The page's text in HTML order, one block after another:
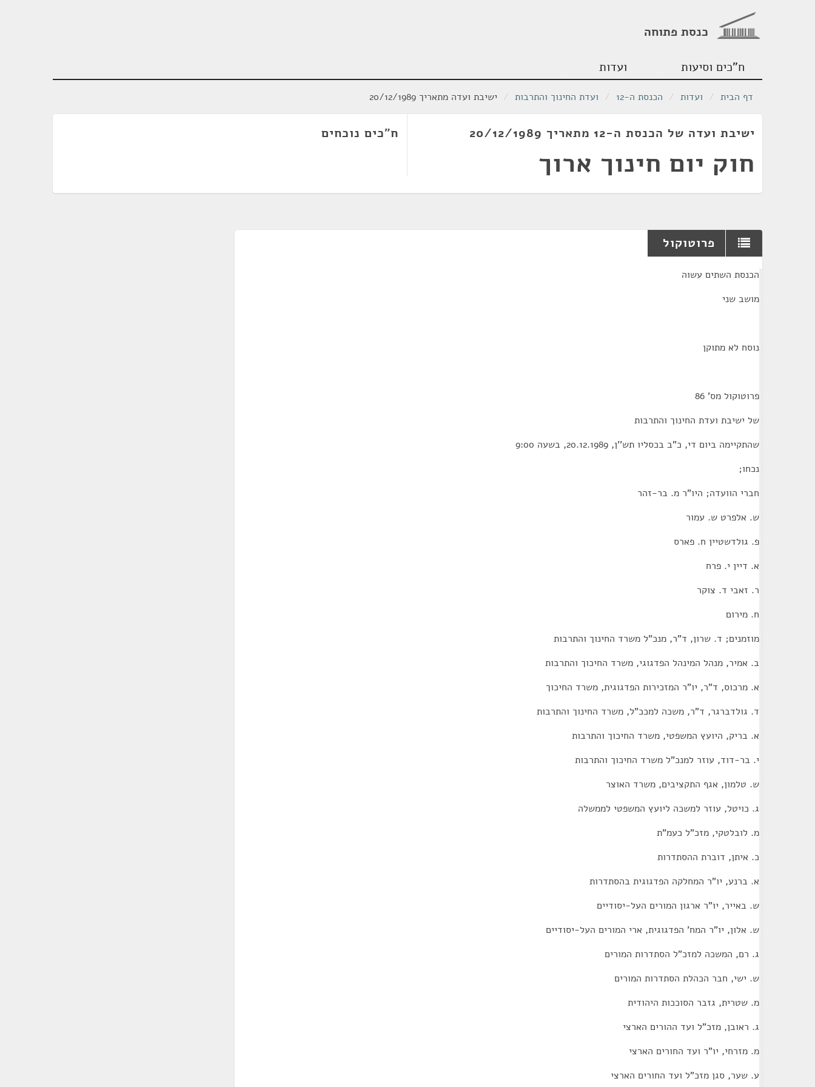
כנסת פתוחה
ח"כים וסיעות ועדות
דף הבית / ועדות / הכנסת ה-12 / ועדת החינוך והתרבות / ישיבת ועדה מתאריך 20/12/1989
ישיבת ועדה של הכנסת ה-12 מתאריך 20/12/1989
חוק יום חינוך ארוך
ח"כים נוכחים
פרוטוקול
הכנסת השתים עשוה
מושב שני
נוסח לא מתוקן
פרוטוקול מס' 86
של ישיבת ועדת החינוך והתרבות
שהתקיימה ביום די, כ"ב בכסליו תש''ן, 20.12.1989, בשעה 9:00
נכחו;
חברי הוועדה; היו"ר מ. בר-זהר
ש. אלפרט ש. עמור
פ. גולדשטיין ח. פארס
א. דיין י. פרח
ר. זאבי ד. צוקר
ח. מירום
מוזמנים; ד. שרון, ד"ר, מנכ"ל משרד החינוך והתרבות
ב. אמיר, מנהל המינהל הפדגוגי, משרד החיכוך והתרבות
א. מרכוס, ד"ר, יו"ר המזכירות הפדגוגית, משרד החיכוך
ד. גולדברגר, ד"ר, משכה למככ"ל, משרד החינוך והתרבות
א. בריק, היועץ המשפטי, משרד החיכוך והתרבות
י. בר-דוד, עוזר למנכ"ל משרד החיכוך והתרבות
ש. טלמון, אגף התקציבים, משרד האוצר
ג. כויטל, עוזר למשכה ליועץ המשפטי לממשלה
מ. לובלטקי, מזכ"ל כעמ"ת
כ. איתן, דוברת ההסתדרות
א. ברנע, יו"ר המחלקה הפדגוגית בהסתדרות
ש. באייר, יו"ר ארגון המורים העל-יסודיים
ש. אלון, יו"ר המח' הפדגוגית, ארי המורים העל-יסודיים
ג. רם, המשכה למזכ"ל הסתדרות המורים
ש. ישי, חבר הכהלת הסתדרות המורים
מ. שטרית, גזבר הסוככות היהודית
ג. ראובן, מזכ"ל ועד ההורים הארצי
מ. מזרחי, יו"ר ועד החורים הארצי
ע. שער, סגן מזכ"ל ועד החורים הארצי